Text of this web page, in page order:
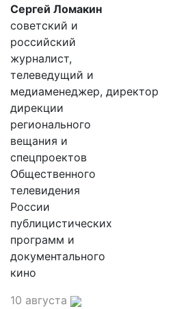
Сергей Ломакин
советский и
российский
журналист,
телеведущий и
медиаменеджер, директор
дирекции
регионального
вещания и
спецпроектов
Общественного
телевидения
России
публицистических
программ и
документального
кино
10 августа